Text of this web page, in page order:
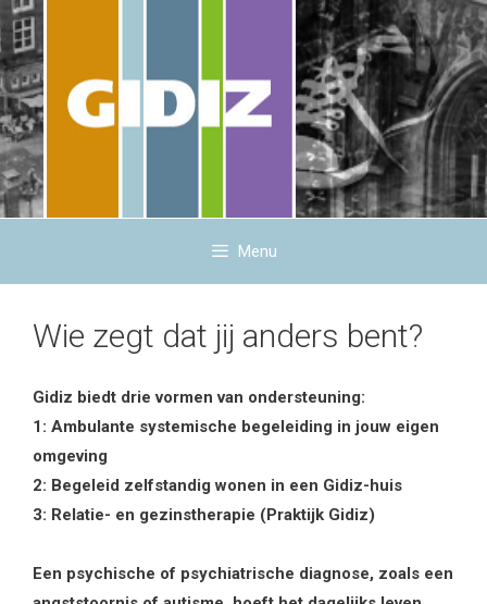
Ga
naar
de
inhoud
Menu
Wie zegt dat jij anders bent?
Gidiz biedt drie vormen van ondersteuning:
1: Ambulante systemische begeleiding in jouw eigen
omgeving
2: Begeleid zelfstandig wonen in een Gidiz-huis
3: Relatie- en gezinstherapie (Praktijk Gidiz)
Een psychische of psychiatrische diagnose, zoals een